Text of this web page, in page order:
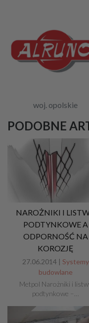
woj. opolskie
PODOBNE
NAROŻNIKI I
PODTYNKOWE A
ODPORNOŚĆ NA
KOROZJĘ
27.06.2014 | Systemy
budowlane
Metpol Narożniki i
podtynkowe –…